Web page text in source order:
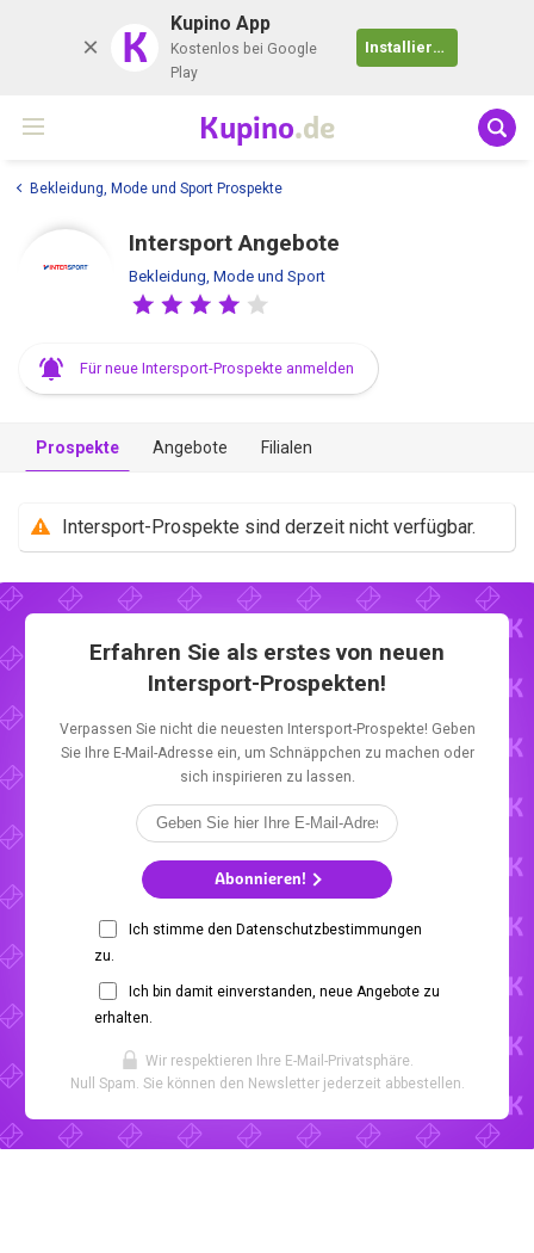
K Kupino App
Kostenlos bei Google
Play
Installieren
Kupino.de
Bekleidung, Mode und Sport Prospekte
Intersport Angebote
Bekleidung, Mode und Sport
Für neue Intersport-Prospekte anmelden
Prospekte Angebote Filialen
Intersport-Prospekte sind derzeit nicht verfügbar.
Erfahren Sie als erstes von neuen
Intersport-Prospekten!
Verpassen Sie nicht die neuesten Intersport-Prospekte! Geben
Sie Ihre E-Mail-Adresse ein, um Schnäppchen zu machen oder
sich inspirieren zu lassen.
Abonnieren!
Ich stimme den Datenschutzbestimmungen
zu.
Ich bin damit einverstanden, neue Angebote zu
erhalten.
Wir respektieren Ihre E-Mail-Privatsphäre.
Null Spam. Sie können den Newsletter jederzeit abbestellen.